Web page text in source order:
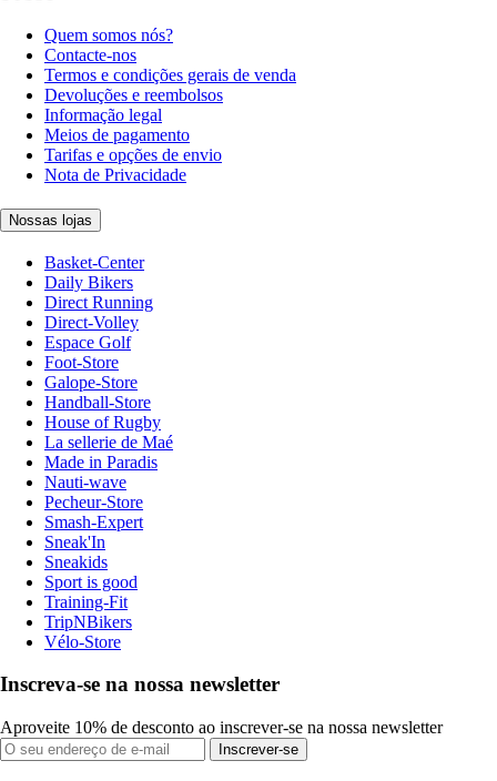
Quem somos nós?
Contacte-nos
Termos e condições gerais de venda
Devoluções e reembolsos
Informação legal
Meios de pagamento
Tarifas e opções de envio
Nota de Privacidade
Nossas lojas
Basket-Center
Daily Bikers
Direct Running
Direct-Volley
Espace Golf
Foot-Store
Galope-Store
Handball-Store
House of Rugby
La sellerie de Maé
Made in Paradis
Nauti-wave
Pecheur-Store
Smash-Expert
Sneak'In
Sneakids
Sport is good
Training-Fit
TripNBikers
Vélo-Store
Inscreva-se na nossa newsletter
Aproveite 10% de desconto ao inscrever-se na nossa newsletter
Inscrever-se